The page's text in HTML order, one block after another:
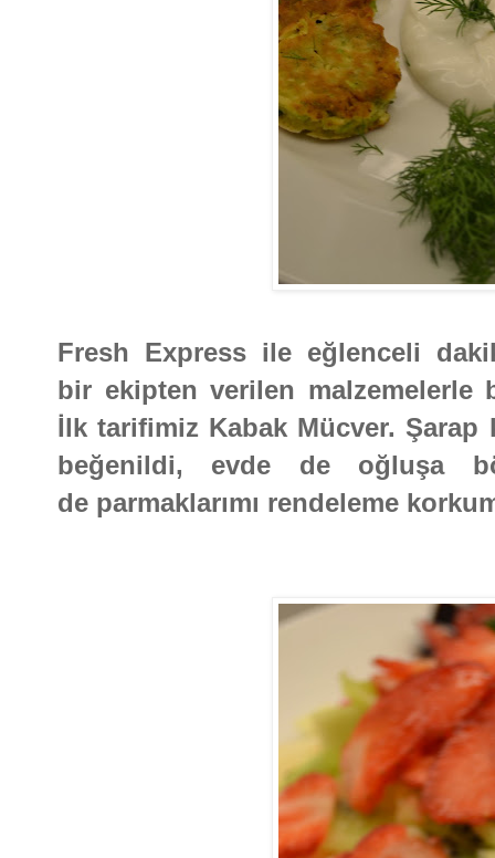
Fresh Express ile eğlenceli
bir ekipten verilen malzemelerle
İlk tarifimiz Kabak Mücver.
beğenildi, evde de oğluşa
de parmaklarımı rendeleme